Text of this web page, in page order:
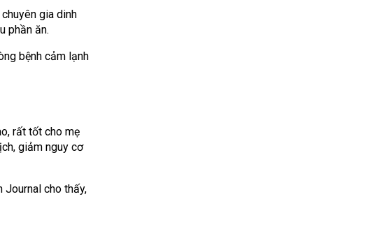
gia dinh
phần ăn.
bệnh cảm lạnh
rất tốt cho mẹ
giảm nguy cơ
Journal cho thấy,